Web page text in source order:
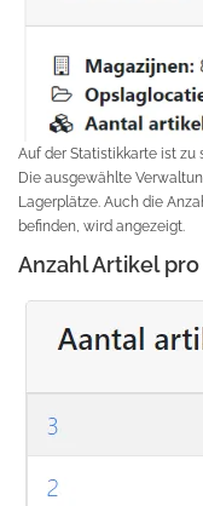
Auf der Statistikkarte ist zu
Die ausgewählte
Lagerplätze. Auch die
befinden, wird angezeigt.
Anzahl Artikel